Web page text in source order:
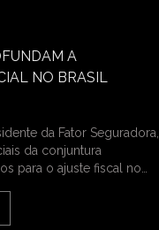
A
NO BRASIL
da Fator Seguradora,
da conjuntura
para o ajuste fiscal no